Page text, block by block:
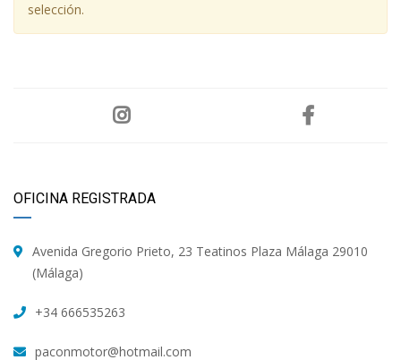
selección.
OFICINA REGISTRADA
Avenida Gregorio Prieto, 23 Teatinos Plaza Málaga 29010
(Málaga)
+34 666535263
paconmotor@hotmail.com